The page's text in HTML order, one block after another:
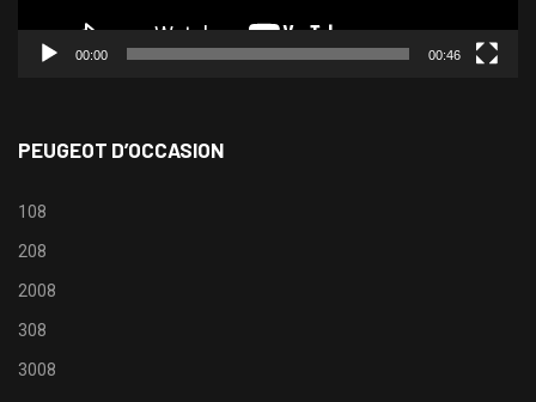
00:00 00:46
PEUGEOT D’OCCASION
108
208
2008
308
3008